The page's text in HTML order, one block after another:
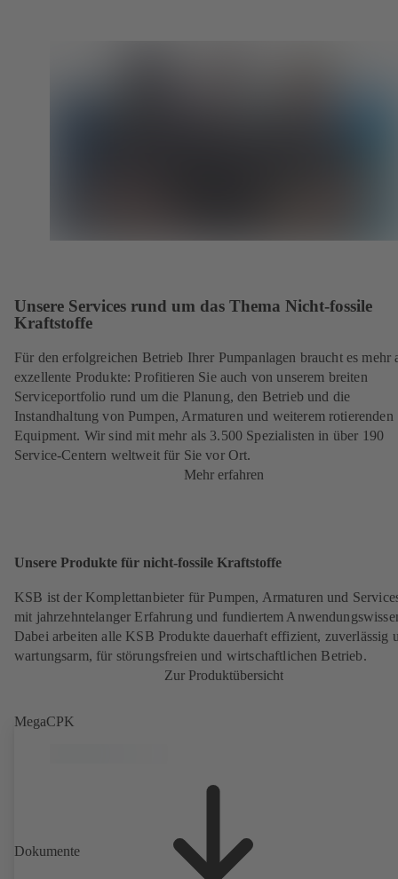
Unsere Services rund um das Thema Nicht-fossile
Kraftstoffe
Für den erfolgreichen Betrieb Ihrer Pumpanlagen braucht es mehr
exzellente Produkte: Profitieren Sie auch von unserem breiten
Serviceportfolio rund um die Planung, den Betrieb und die
Instandhaltung von Pumpen, Armaturen und weiterem rotierenden
Equipment. Wir sind mit mehr als 3.500 Spezialisten in über 190
Service-Centern weltweit für Sie vor Ort.
Mehr erfahren
Unsere Produkte für nicht-fossile Kraftstoffe
KSB ist der Komplettanbieter für Pumpen, Armaturen und
mit jahrzehntelanger Erfahrung und fundiertem
Dabei arbeiten alle KSB Produkte dauerhaft effizient, zuverlässig
wartungsarm, für störungsfreien und wirtschaftlichen Betrieb.
Zur Produktübersicht
MegaCPK
Dokumente